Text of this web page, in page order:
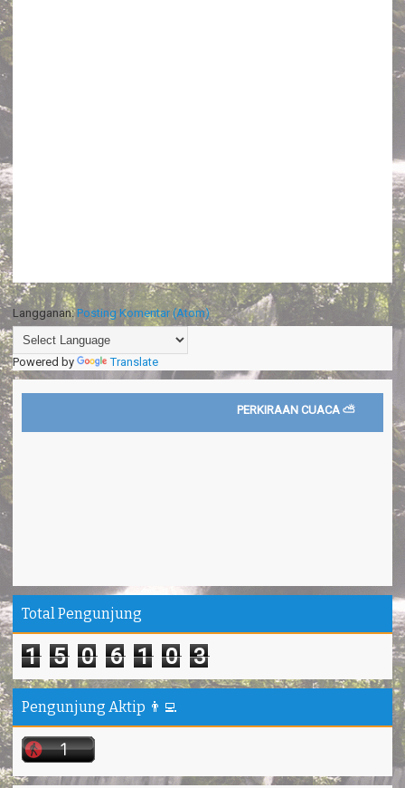
Langganan:Posting Komentar (Atom)
Powered by Translate
PERKIRAAN CUACA ⛅
Total Pengunjung
1 5 0 6 1 0 3
Pengunjung Aktip 👨‍💻